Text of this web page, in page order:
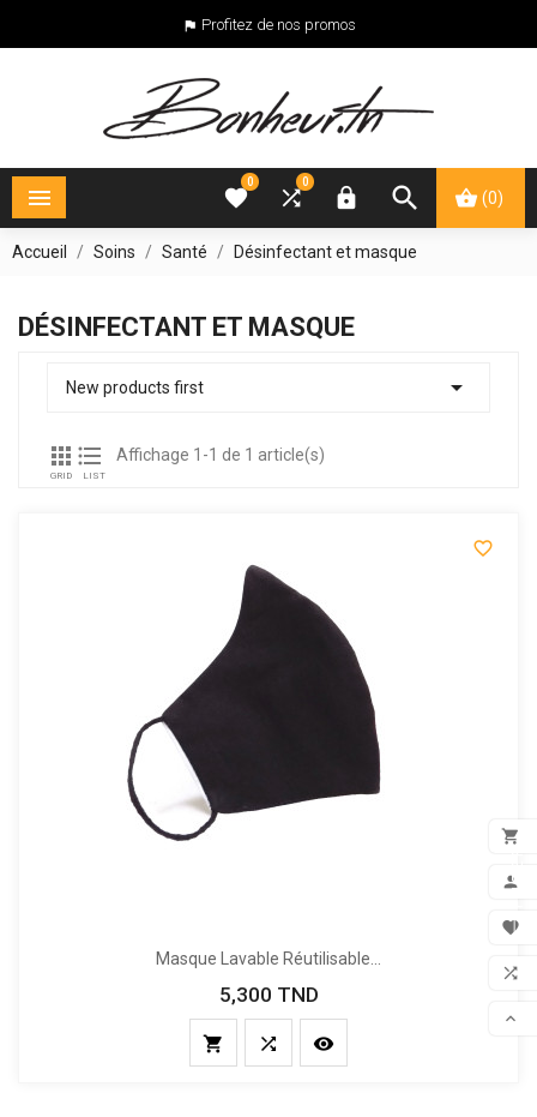





 Profitez de nos promos
 (0)


0

0
Accueil Soins Santé Désinfectant et masque
DÉSINFECTANT ET MASQUE
New products first 

GRID

LIST
Affichage 1-1 de 1 article(s)

Masque Lavable Réutilisable...
Prix
5,300 TND
  
FILTER